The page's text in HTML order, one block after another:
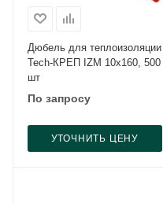
Дюбель для теплоизоляции
Tech-КРЕП IZM 10x160, 500
шт
По запросу
УТОЧНИТЬ ЦЕНУ